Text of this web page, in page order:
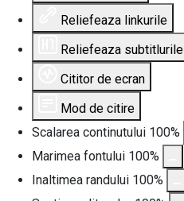
Reliefeaza linkurile
Reliefeaza subtitlurile
Cititor de ecran
Mod de citire
Scalarea continutului 100%
Marimea fontului 100%
Inaltimea randului 100%